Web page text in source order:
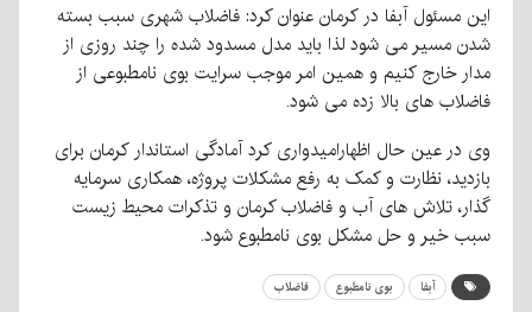
این مسئول آبفا در کرمان عنوان کرد: فاضلاب شهری سبب بسته
شدن مسیر می شود لذا باید مدل مسدود شده را چند روزی از
مدار خارج کنیم و همین امر موجب سرایت بوی نامطبوعی از
فاضلاب های بالا زده می شود.
وی در عین حال اظهارامیدواری کرد آمادگی استاندار کرمان برای
بازدید، نظارت و کمک به رفع مشکلات پروژه، همکاری سرمایه
گذار، تلاش های آب و فاضلاب کرمان و تذکرات محیط زیست
سبب خیر و حل مشکل بوی نامطبوع شود.
آبفا بوی نامطبوع فاضلاب